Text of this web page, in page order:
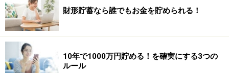
財形貯蓄なら誰でもお金を貯められる！
10年で1000万円貯める！を確実にする3つの
ルール